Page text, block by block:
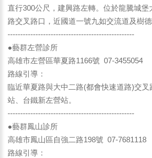
直行300公尺，建興路左轉。位於龍騰城
路交叉路口，近國道一號九如交流道及樹德
--------------------------------------------------
●藝群左營診所
高雄市左營區華夏路1166號 07-3455054
路線引導：
臨近華夏路與大中二路(都會快速道路)交
站、台鐵新左營站。
--------------------------------------------------
●藝群鳳山診所
高雄市鳳山區自強二路198號 07-7681118
路線引導：